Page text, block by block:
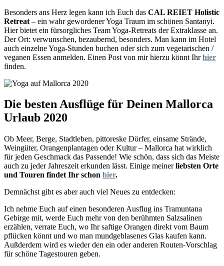
Besonders ans Herz legen kann ich Euch das CAL REIET Holistic
Retreat – ein wahr gewordener Yoga Traum im schönen Santanyi.
Hier bietet ein fürsorgliches Team Yoga-Retreats der Extraklasse an.
Der Ort: verwunschen, bezaubernd, besonders. Man kann im Hotel
auch einzelne Yoga-Stunden buchen oder sich zum vegetarischen /
veganen Essen anmelden. Einen Post von mir hierzu könnt Ihrhier
finden.
Die besten Ausflüge für Deinen Mallorca
Urlaub 2020
Ob Meer, Berge, Stadtleben, pittoreske Dörfer, einsame Strände,
Weingüter, Orangenplantagen oder Kultur – Mallorca hat wirklich
für jeden Geschmack das Passende! Wie schön, dass sich das Meiste
auch zu jeder Jahreszeit erkunden lässt. Einige meinerliebsten Orte
und Touren findet Ihr schon hier.
Demnächst gibt es aber auch viel Neues zu entdecken:
Ich nehme Euch auf einen besonderen Ausflug ins Tramuntana
Gebirge mit, werde Euch mehr von den berühmten Salzsalinen
erzählen, verrate Euch, wo Ihr saftige Orangen direkt vom Baum
pflücken könnt und wo man mundgeblasenes Glas kaufen kann.
Außderdem wird es wieder den ein oder anderen Routen-Vorschlag
für schöne Tagestouren geben.